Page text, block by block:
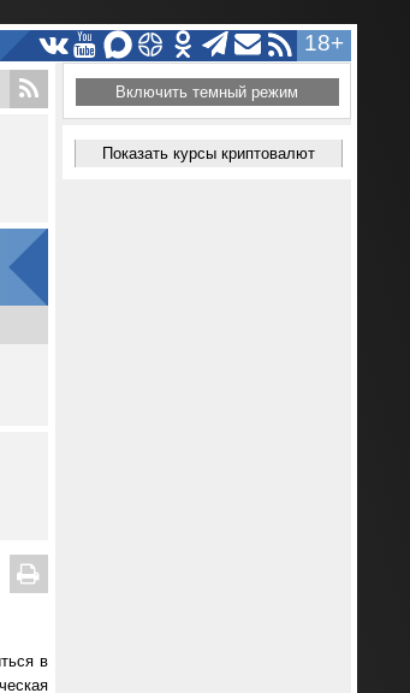
18+
в
Включить темный режим
Показать курсы криптовалют